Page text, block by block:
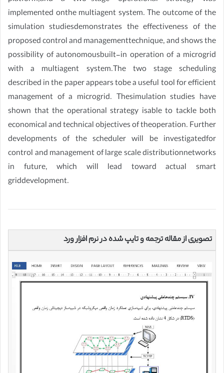
implemented onthe multiagent system. The outcome of the
simulation studiesdemonstrates the effectiveness of the
proposed control and managementtechnique, and shows the
possibility of autonomousbuilt-in operation of a microgrid
with a multiagent system.The two stage scheduling
described in the paper appears tobe a useful tool for efficient
management of a microgrid. Thesimulation studies have
shown that the operational strategy isable to tackle both
economical and technical objectives of theoperation. Further
developments of the scheduler will be investigatedfor
control and management of large scale distributionnetworks
in future, which will lead toward actual smart
griddevelopment.
تصویری از مقاله ترجمه و تایپ شده در نرم افزار ورد